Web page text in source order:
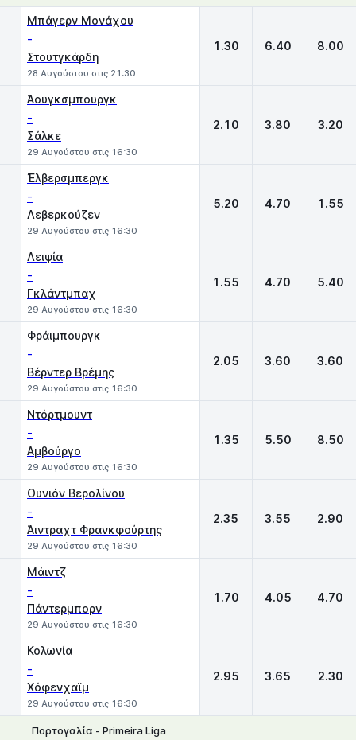
Μπάγερν Μονάχου
-
Στουτγκάρδη
28 Αυγούστου στις 21:30
1.30 6.40 8.00
Άουγκσμπουργκ
-
Σάλκε
29 Αυγούστου στις 16:30
2.10 3.80 3.20
Έλβερσμπεργκ
-
Λεβερκούζεν
29 Αυγούστου στις 16:30
5.20 4.70 1.55
Λειψία
-
Γκλάντμπαχ
29 Αυγούστου στις 16:30
1.55 4.70 5.40
Φράιμπουργκ
-
Βέρντερ Βρέμης
29 Αυγούστου στις 16:30
2.05 3.60 3.60
Ντόρτμουντ
-
Αμβούργο
29 Αυγούστου στις 16:30
1.35 5.50 8.50
Ουνιόν Βερολίνου
-
Άιντραχτ Φρανκφούρτης
29 Αυγούστου στις 16:30
2.35 3.55 2.90
Μάιντζ
-
Πάντερμπορν
29 Αυγούστου στις 16:30
1.70 4.05 4.70
Κολωνία
-
Χόφενχαϊμ
29 Αυγούστου στις 16:30
2.95 3.65 2.30
Πορτογαλία - Primeira Liga